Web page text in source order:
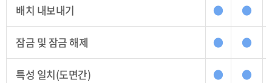
배치 내보내기 ● ●
잠금 및 잠금 해제 ● ●
특성 일치(도면간) ● ●